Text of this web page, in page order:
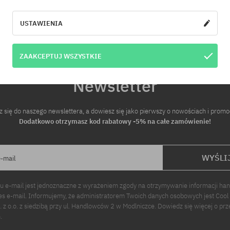
Newsletter
się do naszego newslettera, a dowiesz się jako pierwszy o nowościach i
Dodatkowo otrzymasz kod rabatowy -5% na całe zamówienie!
mail
e-mail jest jednoznaczne z wyrażeniem zgody na otrzymywanie informacji
e-mail. Informujemy, że administratorem Twoich danych osobowych jest Cool
z o.o. z siedzibą przy ul. Handlowców 2 w Modlniczce. Dowiedz się więcej o
USTAWIENIA
ZAAKCEPTUJ WSZYSTKIE